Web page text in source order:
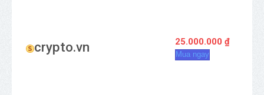
crypto.vn 25.000.000 ₫
Mua ngay